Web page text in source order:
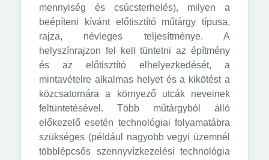
mennyiség és csúcsterhelés), milyen a
beépíteni kívánt előtisztító műtárgy típusa,
rajza, névleges teljesítménye. A
helyszínrajzon fel kell tüntetni az építmény
és az előtisztító elhelyezkedését, a
mintavételre alkalmas helyet és a kikötést a
közcsatornára a környező utcák neveinek
feltüntetésével. Több műtárgyból álló
előkezelő esetén technológiai folyamatábra
szükséges (például nagyobb vegyi üzemnél
többlépcsős szennyvízkezelési technológia